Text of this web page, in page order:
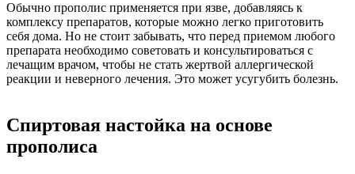
Обычно прополис применяется при язве, добавляясь к
комплексу препаратов, которые можно легко приготовить
себя дома. Но не стоит забывать, что перед приемом любого
препарата необходимо советовать и консультироваться с
лечащим врачом, чтобы не стать жертвой аллергической
реакции и неверного лечения. Это может усугубить болезнь.
Спиртовая настойка на основе
прополиса